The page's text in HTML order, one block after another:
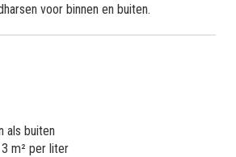
voor binnen en buiten.
als buiten
m² per liter